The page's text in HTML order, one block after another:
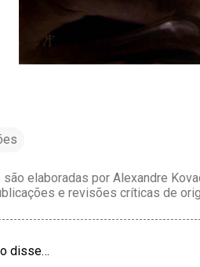
elaboradas por Alexandre
e revisões críticas de
disse…